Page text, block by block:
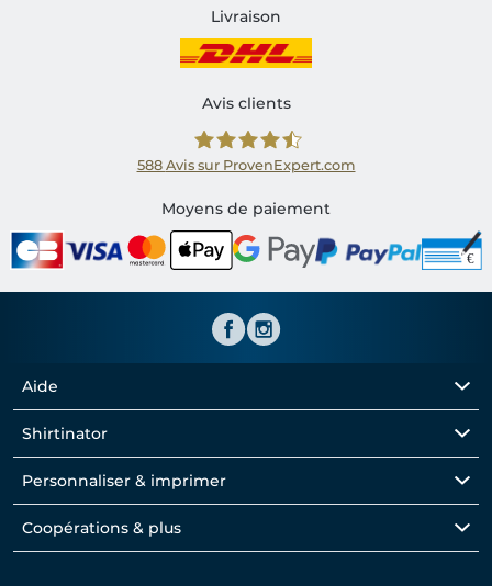
Livraison
Avis clients
Shirtinator FR
588 Avis sur ProvenExpert.com
Moyens de paiement
Aide
Shirtinator
Personnaliser & imprimer
Coopérations & plus